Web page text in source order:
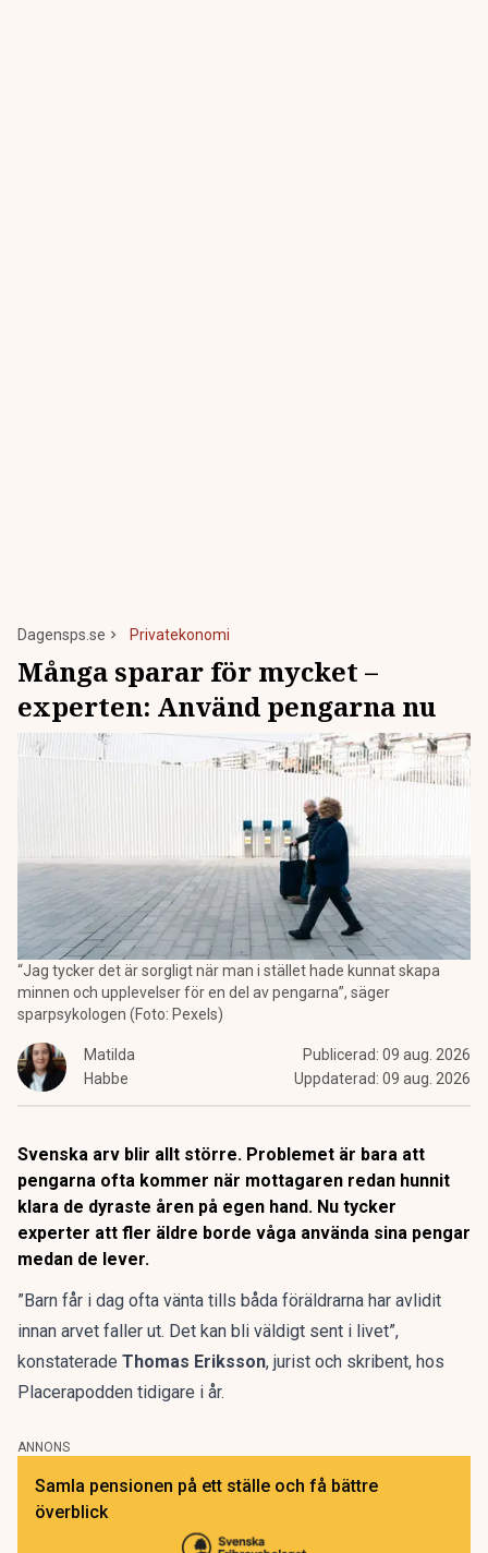
Dagensps.se Privatekonomi
Många sparar för mycket –
experten: Använd pengarna nu
“Jag tycker det är sorgligt när man i stället hade kunnat skapa
minnen och upplevelser för en del av pengarna”, säger
sparpsykologen (Foto: Pexels)
Matilda
Habbe
Publicerad: 09 aug. 2026
Uppdaterad: 09 aug. 2026
Svenska arv blir allt större. Problemet är bara att
pengarna ofta kommer när mottagaren redan hunnit
klara de dyraste åren på egen hand. Nu tycker
experter att fler äldre borde våga använda sina pengar
medan de lever.
”Barn får i dag ofta vänta tills båda föräldrarna har avlidit
innan arvet faller ut. Det kan bli väldigt sent i livet”,
konstaterade Thomas Eriksson, jurist och skribent, hos
Placerapodden tidigare i år.
ANNONS
Samla pensionen på ett ställe och få bättre
överblick